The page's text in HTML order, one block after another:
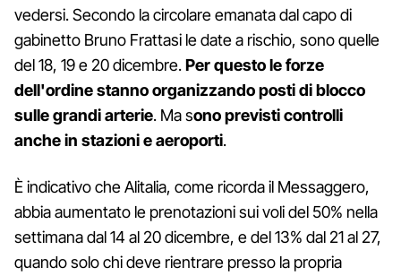
vedersi. Secondo la circolare emanata dal capo di
gabinetto Bruno Frattasi le date a rischio, sono quelle
del 18, 19 e 20 dicembre.Per questo le forze
dell'ordine stanno organizzando posti di blocco
sulle grandi arterie. Ma sono previsti controlli
anche in stazioni e aeroporti.
È indicativo che Alitalia, come ricorda il Messaggero,
abbia aumentato le prenotazioni sui voli del 50% nella
settimana dal 14 al 20 dicembre, e del 13% dal 21 al 27,
quando solo chi deve rientrare presso la propria